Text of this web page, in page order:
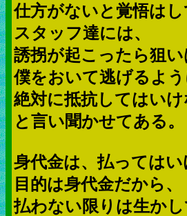
仕方がないと覚悟はし
スタッフ達には、
誘拐が起こったら狙い
僕をおいて逃げるよう
絶対に抵抗してはいけ
と言い聞かせてある。
身代金は、払ってはい
目的は身代金だから、
払わない限りは生かし